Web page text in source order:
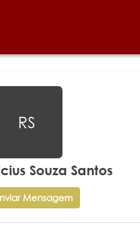
RS
Souza Santos
Mensagem